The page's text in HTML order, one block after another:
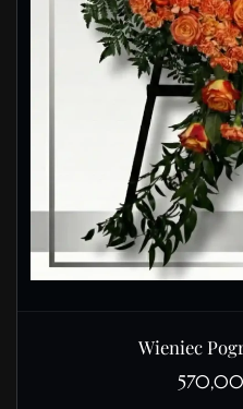
Wieniec
570,00